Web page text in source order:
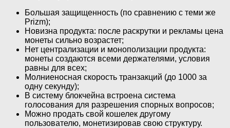
Большая защищенность (по сравнению с теми же
Prizm);
Новизна продукта: после раскрутки и рекламы цена
монеты сильно возрастет;
Нет централизации и монополизации продукта:
монеты создаются всеми держателями, условия
равны для всех;
Молниеносная скорость транзакций (до 1000 за
одну секунду);
В систему блокчейна встроена система
голосования для разрешения спорных вопросов;
Можно продать свой кошелек другому
пользователю, монетизировав свою структуру.